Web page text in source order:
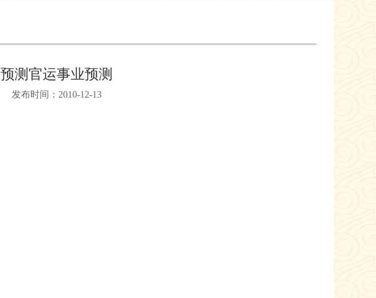
预测官运事业预测
发布时间：2010-12-13